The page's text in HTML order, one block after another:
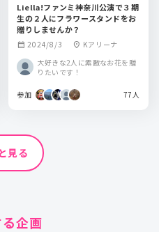
Liella!ファンミ神奈川公演で３期
生の２人にフラワースタンドをお
贈りしませんか？
calendar_month 2024/8/3 location_on Kアリーナ
大好きな2人に素敵なお花を贈
りたいです！
参加 77人
見る
企画